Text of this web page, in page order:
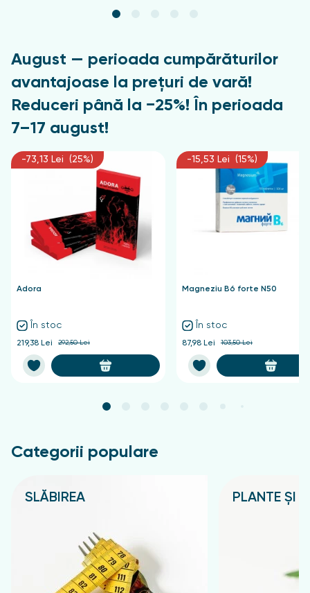
Stearalkonium Hectorite, Citral, +/- CI 77891, Tin
August — perioada cumpărăturilor
avantajoase la prețuri de vară!
Reduceri până la −25%! În perioada
7–17 august!
-73,13 Lei (25%)
Adora
În stoc
219,38 Lei 292,50 Lei
-15,53 Lei (15%)
Magneziu B6 forte N50
În stoc
87,98 Lei 103,50 Lei
Categorii populare
SLĂBIREA PLANTE ȘI